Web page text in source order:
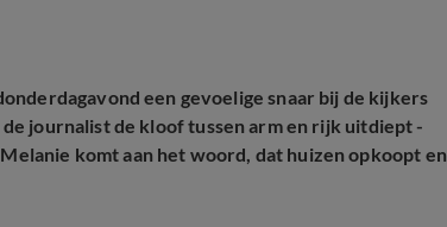
een gevoelige snaar bij de kijkers
journalist de kloof tussen arm en rijk uitdiept -
komt aan het woord, dat huizen opkoopt en